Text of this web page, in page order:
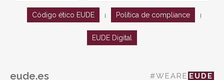
Código ético EUDE Política de compliance
EUDE Digital
eude.es #WEARE EUDE